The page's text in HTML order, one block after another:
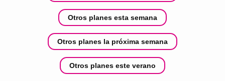
Otros planes esta semana
Otros planes la próxima semana
Otros planes este verano